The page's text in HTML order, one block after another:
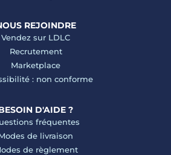
REJOINDRE
Vendez sur LDLC
Recrutement
Marketplace
: non conforme
D'AIDE ?
fréquentes
de livraison
de règlement